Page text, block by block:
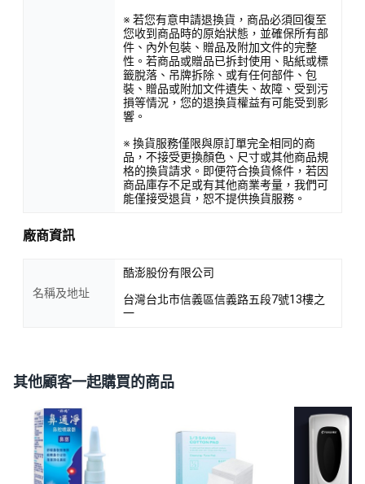
※ 若您有意申請退換貨，商品必須回復至
您收到商品時的原始狀態，並確保所有部
件、內外包裝、贈品及附加文件的完整
性。若商品或贈品已拆封使用、貼紙或標
籤脫落、吊牌拆除、或有任何部件、包
裝、贈品或附加文件遺失、故障、受到污
損等情況，您的退換貨權益有可能受到影
響。
※ 換貨服務僅限與原訂單完全相同的商
品，不接受更換顏色、尺寸或其他商品規
格的換貨請求。即便符合換貨條件，若因
商品庫存不足或有其他商業考量，我們可
能僅接受退貨，恕不提供換貨服務。
廠商資訊
名稱及地址
酷澎股份有限公司
台灣台北市信義區信義路五段7號13樓之
一
其他顧客一起購買的商品